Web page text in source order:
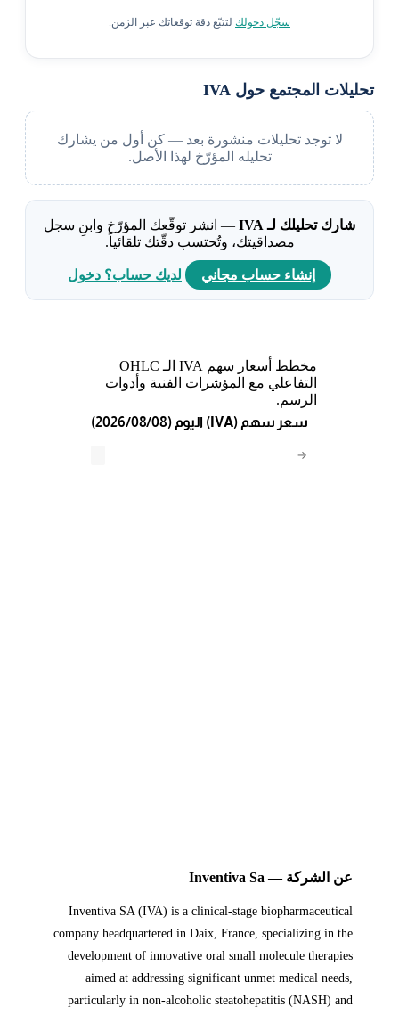
سجّل دخولكلتتبّع دقة توقعاتك عبر الزمن.
تحليلات المجتمع حول IVA
لا توجد تحليلات منشورة بعد — كن أول من يشارك
تحليله المؤرّخ لهذا الأصل.
شارك تحليلك لـ IVA
— انشر توقّعك المؤرّخ وابنِ سجل
مصداقيتك، وتُحتسب دقّتك تلقائياً.
إنشاء حساب مجاني لديك حساب؟ دخول
مخطط أسعار سهم IVA الـ OHLC
التفاعلي مع المؤشرات الفنية وأدوات
الرسم.
→
(2026/08/08) اليوم (IVA) سعر سهم
عن الشركة — Inventiva Sa
Inventiva SA (IVA) is a clinical-stage biopharmaceutical
company headquartered in Daix, France, specializing in the
development of innovative oral small molecule therapies
aimed at addressing significant unmet medical needs,
particularly in non-alcoholic steatohepatitis (NASH) and